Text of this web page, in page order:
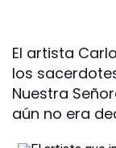
El artista
los
Nuestra
aún no era